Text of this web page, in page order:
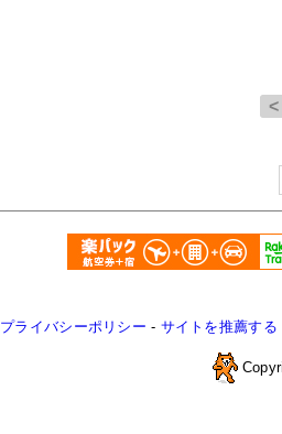
プライバシーポリシー - サイトを推薦する